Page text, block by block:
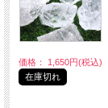
価格： 1,650円(税込)
在庫切れ